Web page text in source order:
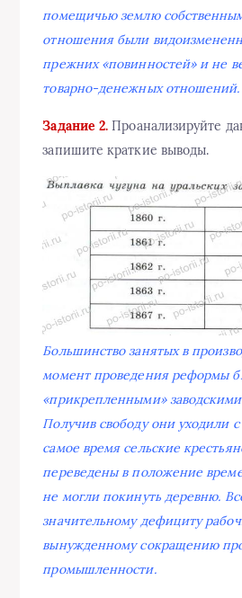
помещичью землю
отношения были
прежних «повинностей» и не
товарно-денежных отношений.
Задание 2. Проанализируйте
запишите краткие выводы.
Большинство занятых в
момент проведения реформы
«прикрепленными»
Получив свободу они уходили
самое время сельские
переведены в положение
не могли покинуть деревню.
значительному дефициту
вынужденному сокращению
промышленности.